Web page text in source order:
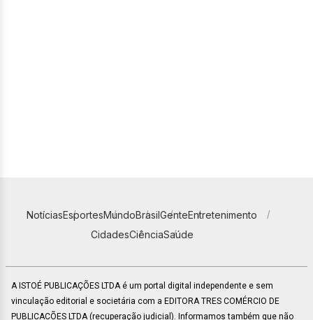
NotíciasEsportesMundoBrasilGenteEntretenimento
CidadesCiênciaSaúde
A ISTOÉ PUBLICAÇÕES LTDA é um portal digital independente e sem
vinculação editorial e societária com a EDITORA TRES COMÉRCIO DE
PUBLICACÕES LTDA (recuperação judicial). Informamos também que não